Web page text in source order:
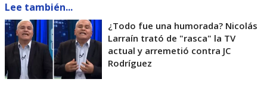
Lee también...
¿Todo fue una humorada? Nicolás
Larraín trató de "rasca" la TV
actual y arremetió contra JC
Rodríguez